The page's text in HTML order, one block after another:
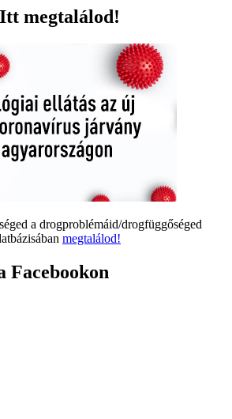
megtalálod!
a drogproblémáid/drogfüggőséged
megtalálod!